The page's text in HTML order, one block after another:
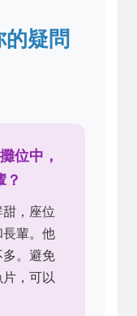
疑問
位中，
？
，座位
長輩。他
多。避免
，可以